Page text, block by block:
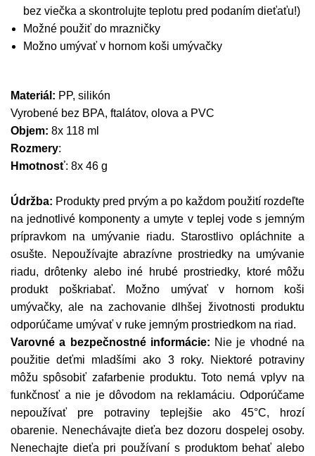
bez viečka a skontrolujte teplotu pred podaním dieťaťu!)
Možné použiť do mrazničky
Možno umývať v hornom koši umývačky
Materiál: PP, silikón
Vyrobené bez BPA, ftalátov, olova a PVC
Objem: 8x 118 ml
Rozmery:
Hmotnosť: 8x 46 g
Údržba: Produkty pred prvým a po každom použití rozdeľte
na jednotlivé komponenty a umyte v teplej vode s jemným
prípravkom na umývanie riadu. Starostlivo opláchnite a
osušte. Nepoužívajte abrazívne prostriedky na umývanie
riadu, drôtenky alebo iné hrubé prostriedky, ktoré môžu
produkt poškriabať. Možno umývať v hornom koši
umývačky, ale na zachovanie dlhšej životnosti produktu
odporúčame umývať v ruke jemným prostriedkom na riad.
Varovné a bezpečnostné informácie: Nie je vhodné na
použitie deťmi mladšími ako 3 roky. Niektoré potraviny
môžu spôsobiť zafarbenie produktu. Toto nemá vplyv na
funkčnosť a nie je dôvodom na reklamáciu. Odporúčame
nepoužívať pre potraviny teplejšie ako 45°C, hrozí
obarenie. Nenechávajte dieťa bez dozoru dospelej osoby.
Nenechajte dieťa pri používaní s produktom behať alebo